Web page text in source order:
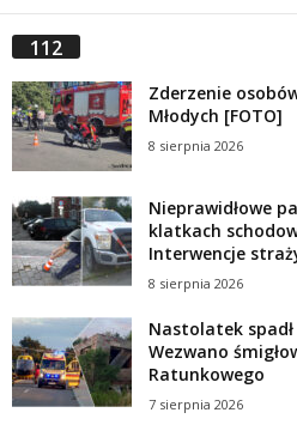
112
Zderzenie
Młodych [FOTO]
8 sierpnia 2026
Nieprawidłowe
klatkach
Interwencje
8 sierpnia 2026
Nastolatek
Wezwano
Ratunkowego
7 sierpnia 2026